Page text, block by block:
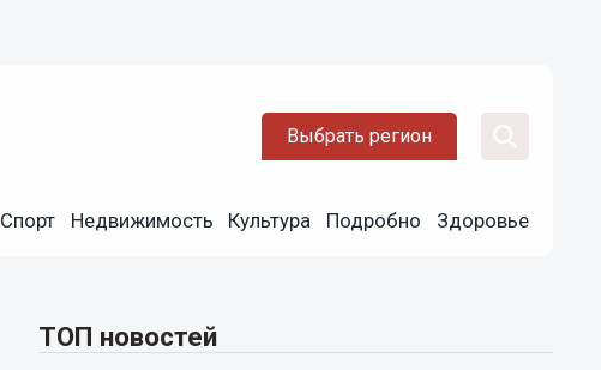
Выбрать регион
Спорт Недвижимость Культура Подробно Здоровье
ТОП новостей